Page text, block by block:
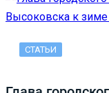
СТАТЬИ